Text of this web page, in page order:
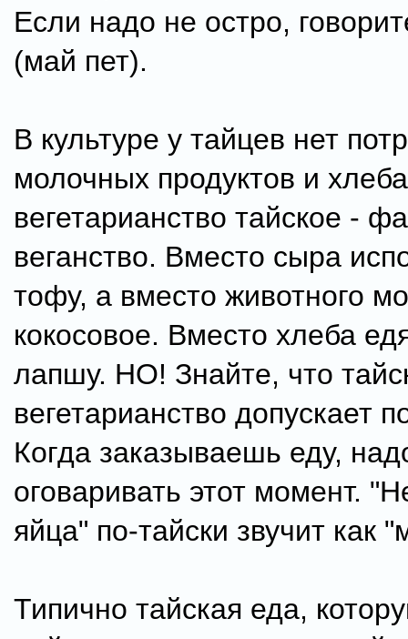
Если надо не остро,
(май пет).
В культуре у тайцев нет
молочных продуктов и
вегетарианство тайское -
веганство. Вместо сыра
тофу, а вместо животного
кокосовое. Вместо хлеба
лапшу. НО! Знайте, что
вегетарианство допускает
Когда заказываешь еду,
оговаривать этот момент.
яйца" по-тайски звучит как
Типично тайская еда,